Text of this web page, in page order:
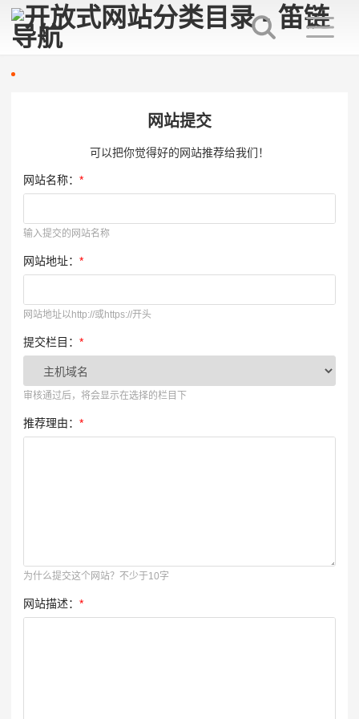
网站提交
可以把你觉得好的网站推荐给我们！
网站名称： *
输入提交的网站名称
网站地址： *
网站地址以http://或https://开头
提交栏目： *
审核通过后，将会显示在选择的栏目下
推荐理由： *
为什么提交这个网站？不少于10字
网站描述： *